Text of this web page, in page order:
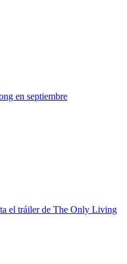
en septiembre
el tráiler de The Only Living